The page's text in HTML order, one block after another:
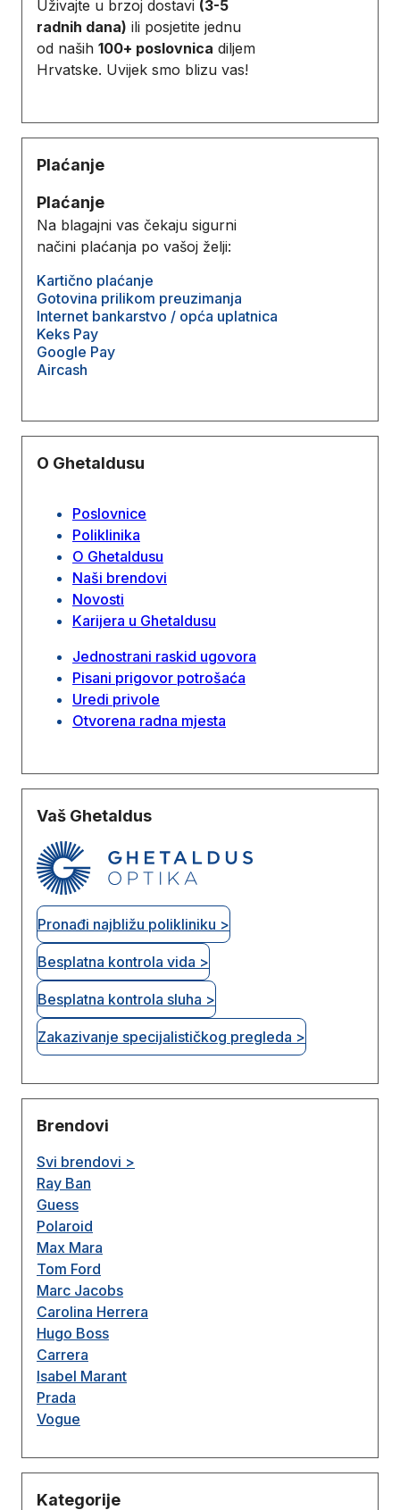
Uživajte u brzoj dostavi (3-5
radnih dana) ili posjetite jednu
od naših 100+ poslovnica diljem
Hrvatske. Uvijek smo blizu vas!
Plaćanje
Plaćanje
Na blagajni vas čekaju sigurni
načini plaćanja po vašoj želji:
Kartično plaćanje
Gotovina prilikom preuzimanja
Internet bankarstvo / opća uplatnica
Keks Pay
Google Pay
Aircash
O Ghetaldusu
Poslovnice
Poliklinika
O Ghetaldusu
Naši brendovi
Novosti
Karijera u Ghetaldusu
Jednostrani raskid ugovora
Pisani prigovor potrošaća
Uredi privole
Otvorena radna mjesta
Vaš Ghetaldus
Pronađi najbližu polikliniku >
Besplatna kontrola vida >
Besplatna kontrola sluha >
Zakazivanje specijalističkog pregleda >
Brendovi
Svi brendovi >
Ray Ban
Guess
Polaroid
Max Mara
Tom Ford
Marc Jacobs
Carolina Herrera
Hugo Boss
Carrera
Isabel Marant
Prada
Vogue
Kategorije